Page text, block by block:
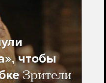
чтобы
Зрители